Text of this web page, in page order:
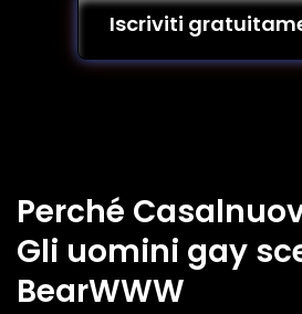
Iscriviti
Perché
Gli uomini gay
BearWWW